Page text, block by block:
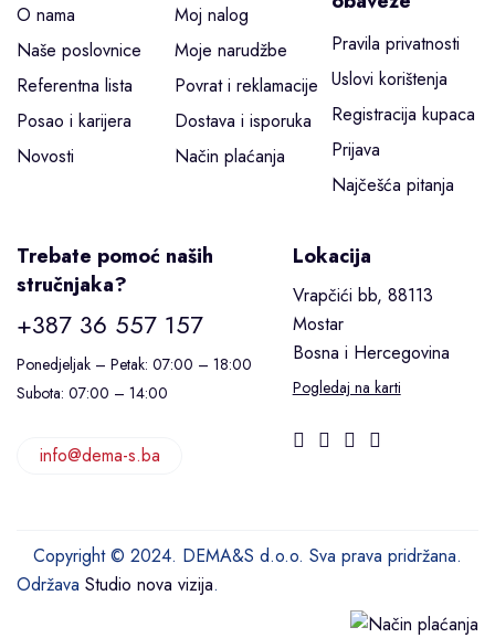
O nama
Naše poslovnice
Referentna lista
Posao i karijera
Novosti
Moj nalog
Moje narudžbe
Povrat i reklamacije
Dostava i isporuka
Način plaćanja
Pravila privatnosti
Uslovi korištenja
Registracija kupaca
Prijava
Najčešća pitanja
Trebate pomoć naših
stručnjaka?
+387 36 557 157
Ponedjeljak – Petak: 07:00 – 18:00
Subota: 07:00 – 14:00
info@dema-s.ba
Lokacija
Vrapčići bb, 88113
Mostar
Bosna i Hercegovina
Pogledaj na karti
Copyright © 2024. DEMA&S d.o.o. Sva prava pridržana.
Održava Studio nova vizija.